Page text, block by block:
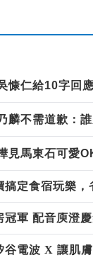
慷仁給10字回應
麟不需道歉：
見馬東石可愛
定食宿玩樂，
軍 配音庾澄慶
電波 X 讓肌